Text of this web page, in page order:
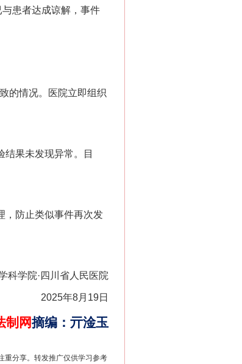
患者达成谅解，事件
的情况。医院立即组织
果未发现异常。目
防止类似事件再次发
科学院·四川省人民医院
2025年8月19日
制网摘编 ： 亓淦玉
重分享。转发推广仅供学习参考